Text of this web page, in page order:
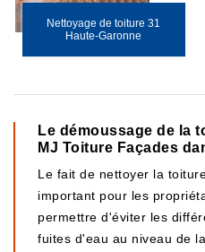
Nettoyage de toiture 31
Haute-Garonne
Le démoussage de la
MJ Toiture Façades
Le fait de nettoyer la
important pour les
permettre d'éviter les
fuites d'eau au niveau de